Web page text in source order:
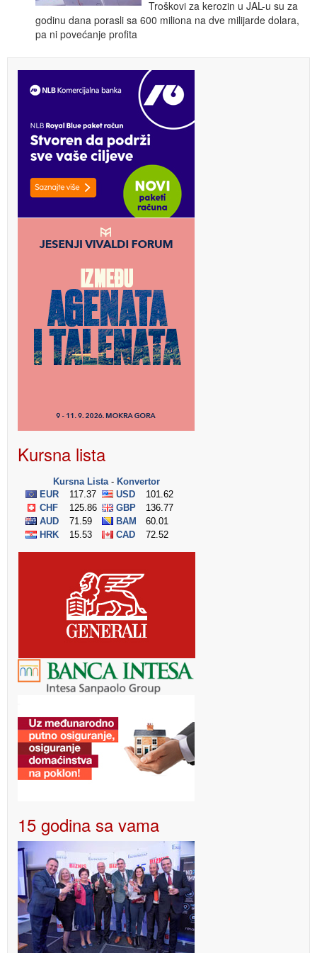
Troškovi za kerozin u JAL-­u su za
godinu dana porasli sa 600 miliona na dve milijarde dolara,
pa ni pove­ćanje profita
Kursna lista
15 godina sa vama